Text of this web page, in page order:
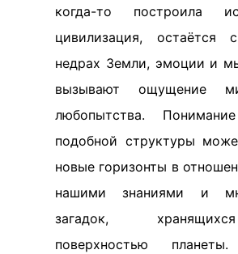
когда-то построила
цивилизация, остаётся
недрах Земли, эмоции и
вызывают ощущение
любопытства.
подобной структуры
новые горизонты в
нашими знаниями и
загадок,
поверхностью